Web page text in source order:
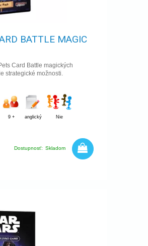
BATTLE MAGIC
Card Battle magických
strategické možnosti.
9 + anglický Nie
Dostupnosť: Skladom